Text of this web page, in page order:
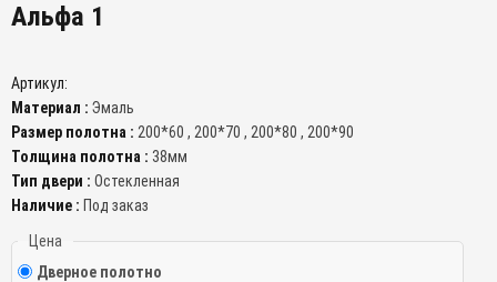
Альфа 1
Артикул:
Материал : Эмаль
Размер полотна : 200*60 , 200*70 , 200*80 , 200*90
Толщина полотна : 38мм
Тип двери : Остекленная
Наличие : Под заказ
Цена
Дверное полотно